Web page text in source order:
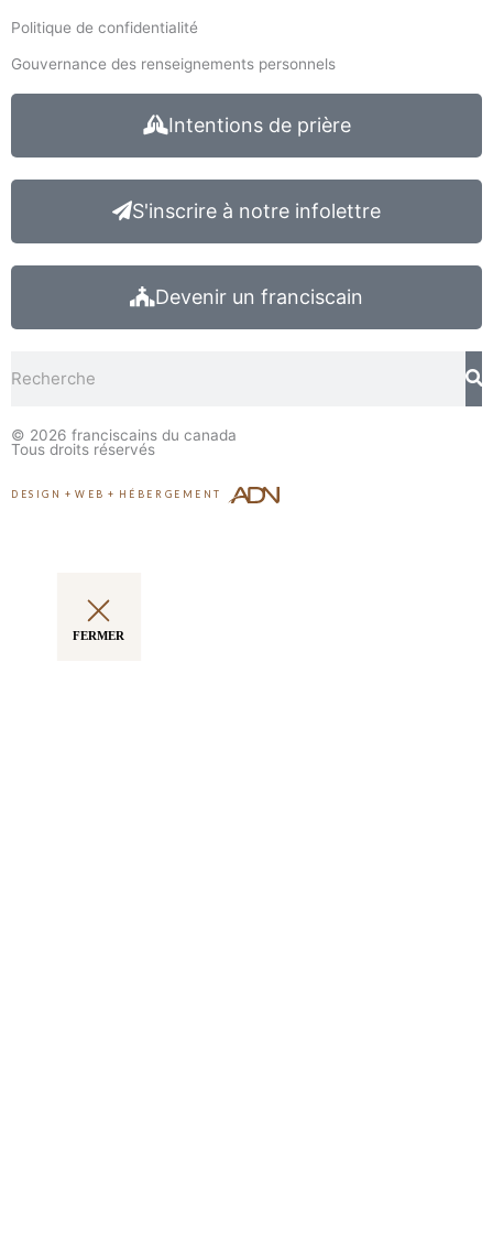
Politique de confidentialité
Gouvernance des renseignements personnels
Intentions de prière
S'inscrire à notre infolettre
Devenir un franciscain
© 2026 franciscains du canada
Tous droits réservés
DESIGN + WEB + HÉBERGEMENT
FERMER